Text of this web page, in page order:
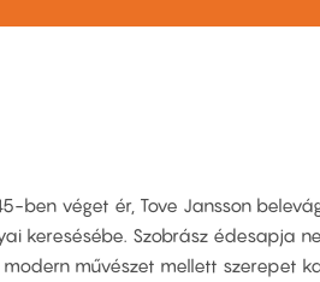
ben véget ér, Tove Jansson
keresésébe. Szobrász édesapja
művészet mellett szerepet